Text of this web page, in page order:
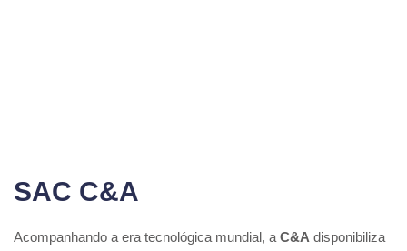
SAC C&A
Acompanhando a era tecnológica mundial, a C&A disponibiliza